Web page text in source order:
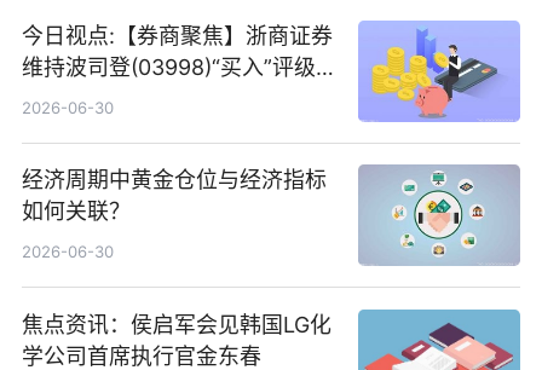
今日视点:【券商聚焦】浙商证券
维持波司登(03998)“买入”评级
指其业绩高质量稳增长
2026-06-30
经济周期中黄金仓位与经济指标
如何关联？
2026-06-30
焦点资讯：侯启军会见韩国LG化
学公司首席执行官金东春